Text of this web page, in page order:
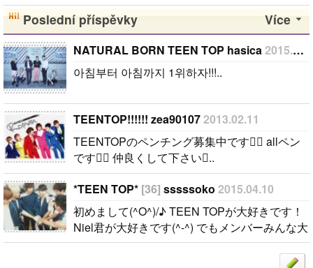
TOPが大好き
です！ Niel君
が大好きです
(^-^) でもメ
ンバーみんな
大好きです！
(＾＾)！ 韓国
の方でTEEN
TOP好きな方
がいたら仲良
くしてくださ
い♪♪♪♪♪♪♪
♪♪..
Více
Poslední příspěvky
NATURAL BORN TEEN TOP hasica2015.06.30
아침부터 아침까지 1위하자!!!..
TEENTOP!!!!!! zea901072013.02.11
TEENTOPのペンチング募集中です allペン
です 仲良くして下さい..
*TEEN TOP* [36] sssssoko 2015.04.10
初めまして(^O^)/♪ TEEN TOPが大好きです！
Niel君が大好きです(^-^) でもメンバーみんな大
好きです！(＾＾)！ 韓国の方でTEEN TOP好き
な方がいたら仲良くしてください♪♪♪♪♪♪♪♪